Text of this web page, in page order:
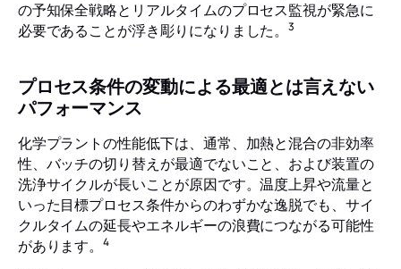
の予知保全戦略とリアルタイムのプロセス監視が緊急に
必要であることが浮き彫りになりました。3
プロセス条件の変動による最適とは言えない
パフォーマンス
化学プラントの性能低下は、通常、加熱と混合の非効率
性、バッチの切り替えが最適でないこと、および装置の
洗浄サイクルが長いことが原因です。温度上昇や流量と
いった目標プロセス条件からのわずかな逸脱でも、サイ
クルタイムの延長やエネルギーの浪費につながる可能性
があります。4